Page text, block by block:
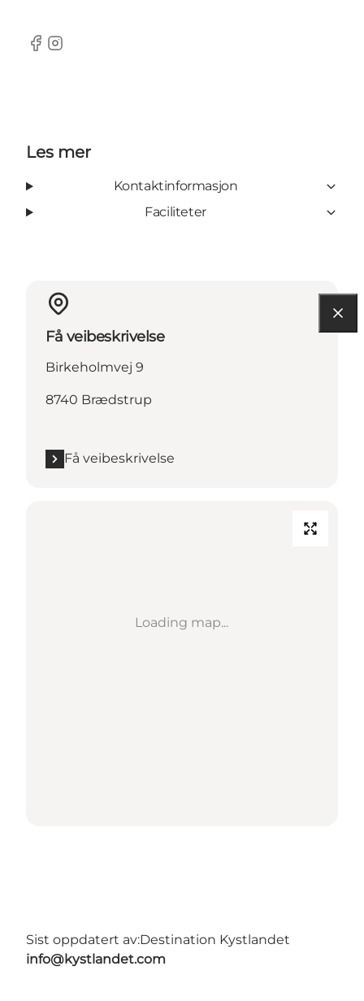
Facebook
Instagram
Les mer
Kontaktinformasjon
Faciliteter
Få veibeskrivelse
Birkeholmvej 9
8740 Brædstrup
Få veibeskrivelse
Loading map...
Sist oppdatert av:Destination Kystlandet
info@kystlandet.com